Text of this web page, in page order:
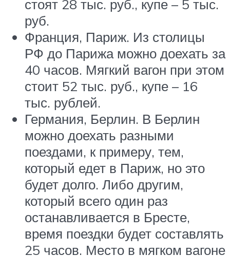
стоят 28 тыс. руб., купе – 5 тыс.
руб.
Франция, Париж. Из столицы
РФ до Парижа можно доехать за
40 часов. Мягкий вагон при этом
стоит 52 тыс. руб., купе – 16
тыс. рублей.
Германия, Берлин. В Берлин
можно доехать разными
поездами, к примеру, тем,
который едет в Париж, но это
будет долго. Либо другим,
который всего один раз
останавливается в Бресте,
время поездки будет составлять
25 часов. Место в мягком вагоне